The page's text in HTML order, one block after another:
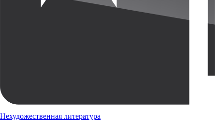
Нехудожественная литература